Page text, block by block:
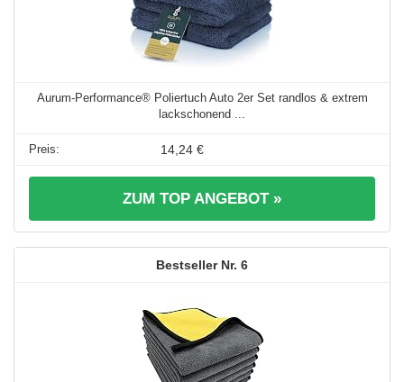
Aurum-Performance® Poliertuch Auto 2er Set randlos & extrem
lackschonend ...
14,24 €
ZUM TOP ANGEBOT »
6